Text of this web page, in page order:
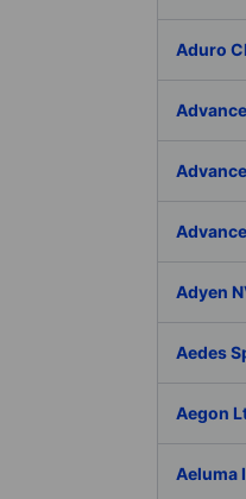
Aduro
Adyen
Aedes
Aegon
Aeluma